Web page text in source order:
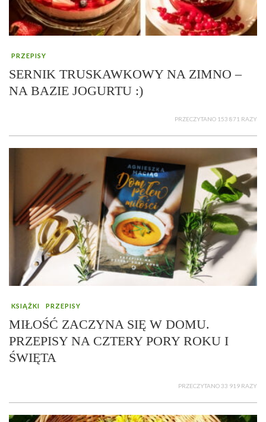
PRZEPISY
SERNIK TRUSKAWKOWY NA ZIMNO –
NA BAZIE JOGURTU :)
PRZECZYTANO 153 871 RAZY
KSIĄŻKI PRZEPISY
MIŁOŚĆ ZACZYNA SIĘ W DOMU.
PRZEPISY NA CZTERY PORY ROKU I
ŚWIĘTA
PRZECZYTANO 33 919 RAZY